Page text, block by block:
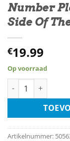
Number
Side Of
€19.99
Op voorraad
Number Plate -
Artikelnummer: